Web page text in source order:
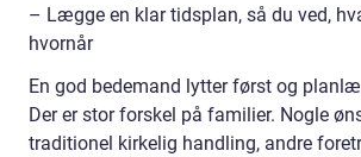
– Lægge en klar tidsplan, så du ved,
hvornår
En god bedemand lytter først og
Der er stor forskel på familier. Nogle
traditionel kirkelig handling, andre